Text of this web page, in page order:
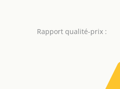
Rapport qualité-prix :